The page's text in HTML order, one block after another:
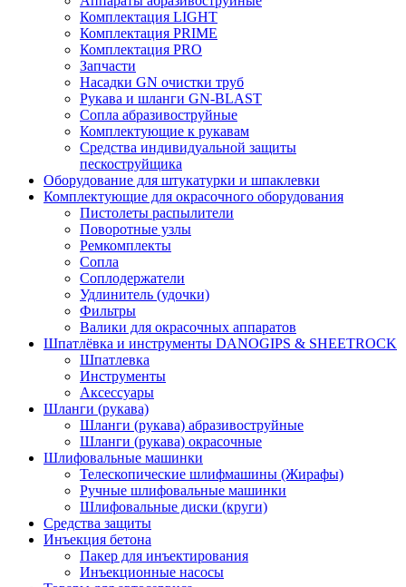
Комплектация LIGHT
Комплектация PRIME
Комплектация PRO
Запчасти
Насадки GN очистки труб
Рукава и шланги GN-BLAST
Сопла абразивоструйные
Комплектующие к рукавам
Средства индивидуальной защиты
пескоструйщика
Оборудование для штукатурки и шпаклевки
Комплектующие для окрасочного оборудования
Пистолеты распылители
Поворотные узлы
Ремкомплекты
Сопла
Соплодержатели
Удлинитель (удочки)
Фильтры
Валики для окрасочных аппаратов
Шпатлёвка и инструменты DANOGIPS & SHEETROCK
Шпатлевка
Инструменты
Аксессуары
Шланги (рукава)
Шланги (рукава) абразивоструйные
Шланги (рукава) окрасочные
Шлифовальные машинки
Телескопические шлифмашины (Жирафы)
Ручные шлифовальные машинки
Шлифовальные диски (круги)
Средства защиты
Инъекция бетона
Пакер для инъектирования
Инъекционные насосы